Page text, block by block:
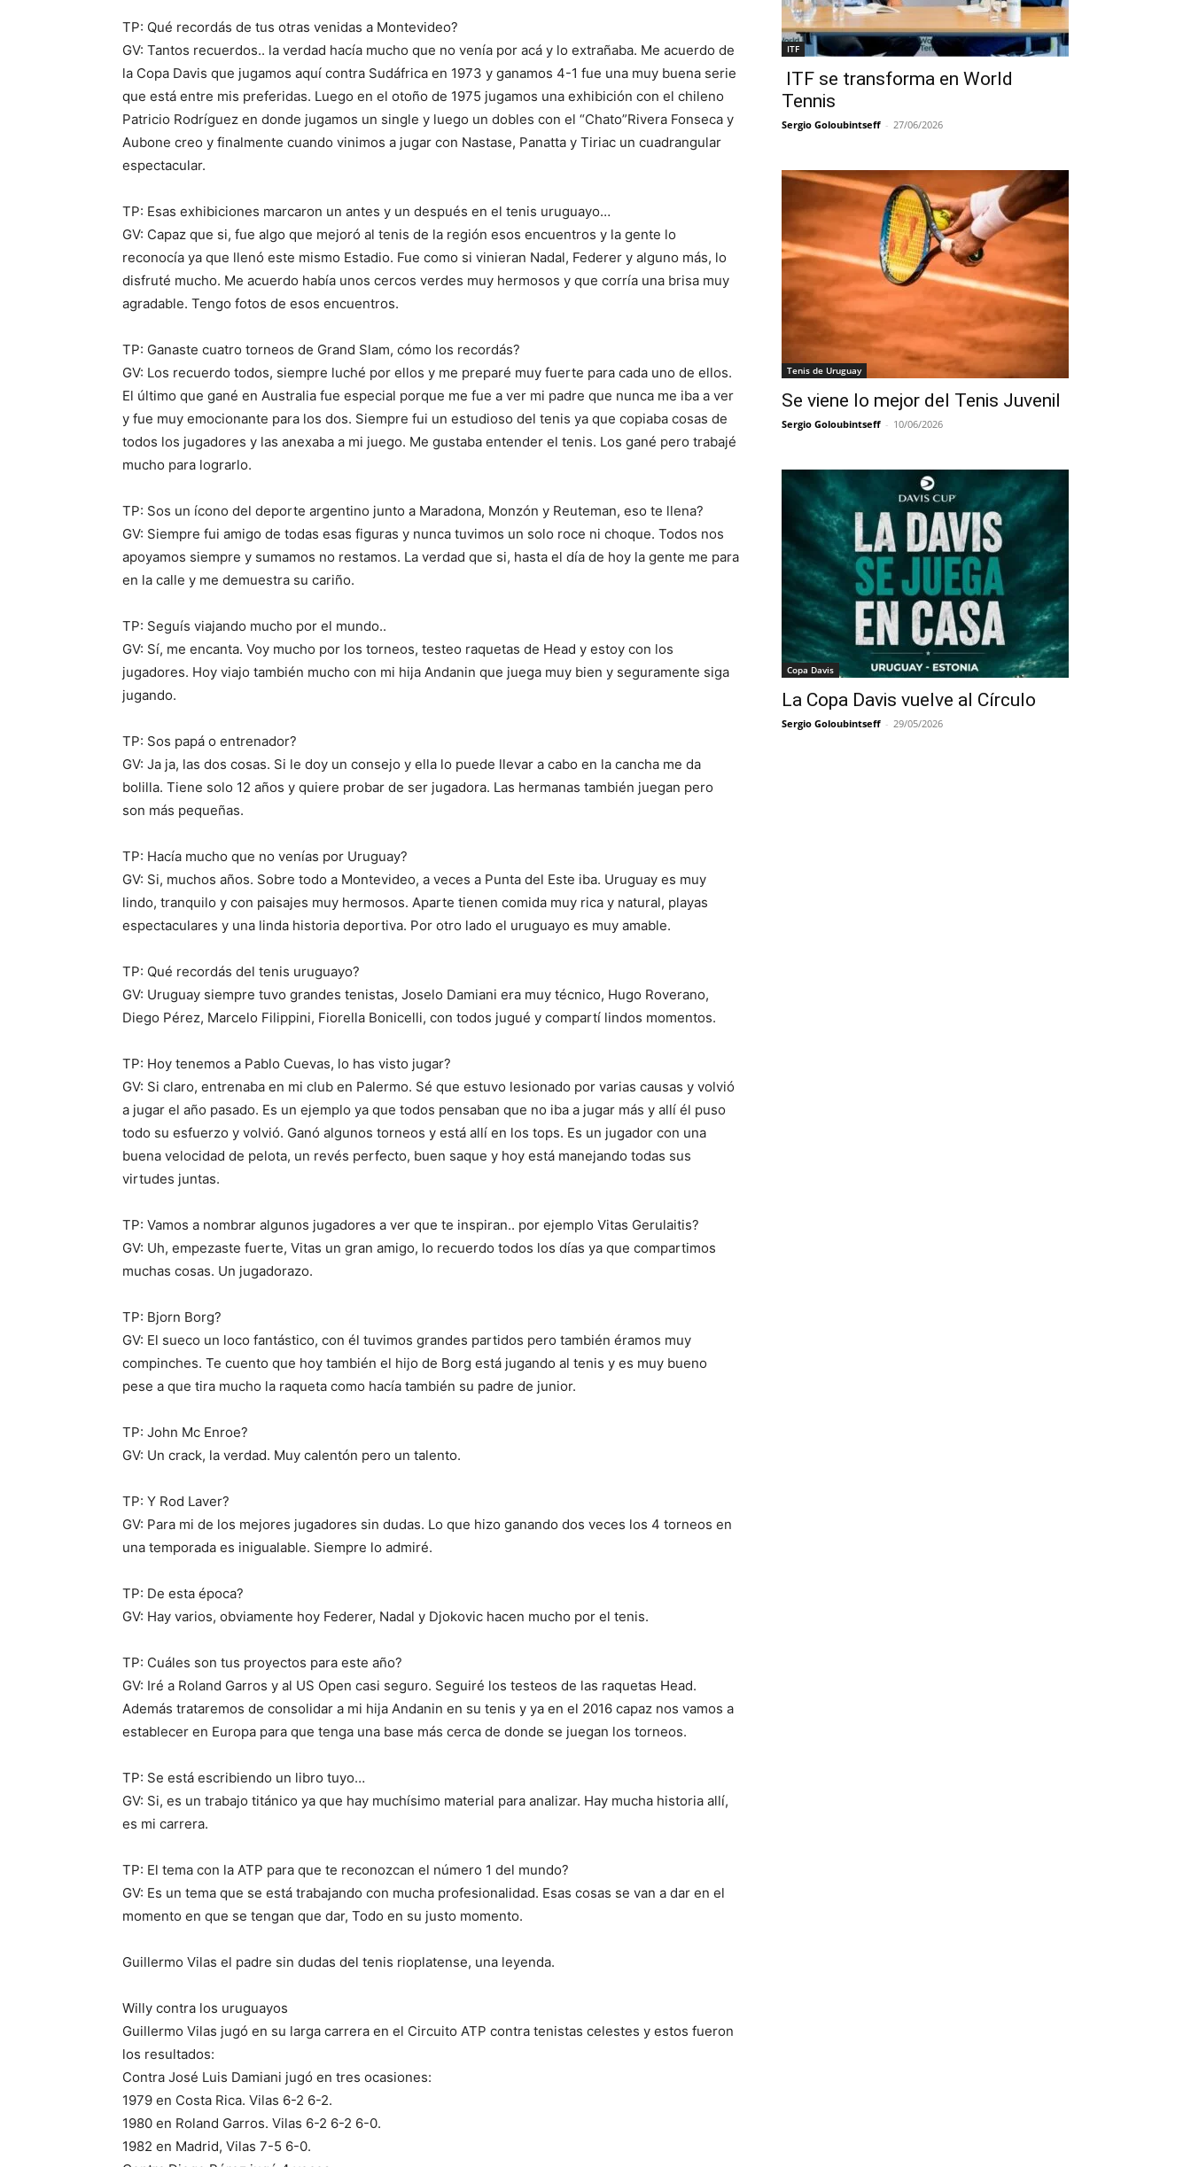
TP: Qué recordás de tus otras venidas a Montevideo?
GV: Tantos recuerdos.. la verdad hacía mucho que no venía por acá y lo extrañaba. Me acuerdo de
la Copa Davis que jugamos aquí contra Sudáfrica en 1973 y ganamos 4-1 fue una muy buena serie
que está entre mis preferidas. Luego en el otoño de 1975 jugamos una exhibición con el chileno
Patricio Rodríguez en donde jugamos un single y luego un dobles con el “Chato”Rivera Fonseca y
Aubone creo y finalmente cuando vinimos a jugar con Nastase, Panatta y Tiriac un cuadrangular
espectacular.
TP: Esas exhibiciones marcaron un antes y un después en el tenis uruguayo…
GV: Capaz que si, fue algo que mejoró al tenis de la región esos encuentros y la gente lo
reconocía ya que llenó este mismo Estadio. Fue como si vinieran Nadal, Federer y alguno más, lo
disfruté mucho. Me acuerdo había unos cercos verdes muy hermosos y que corría una brisa muy
agradable. Tengo fotos de esos encuentros.
TP: Ganaste cuatro torneos de Grand Slam, cómo los recordás?
GV: Los recuerdo todos, siempre luché por ellos y me preparé muy fuerte para cada uno de ellos.
El último que gané en Australia fue especial porque me fue a ver mi padre que nunca me iba a ver
y fue muy emocionante para los dos. Siempre fui un estudioso del tenis ya que copiaba cosas de
todos los jugadores y las anexaba a mi juego. Me gustaba entender el tenis. Los gané pero trabajé
mucho para lograrlo.
TP: Sos un ícono del deporte argentino junto a Maradona, Monzón y Reuteman, eso te llena?
GV: Siempre fui amigo de todas esas figuras y nunca tuvimos un solo roce ni choque. Todos nos
apoyamos siempre y sumamos no restamos. La verdad que si, hasta el día de hoy la gente me para
en la calle y me demuestra su cariño.
TP: Seguís viajando mucho por el mundo..
GV: Sí, me encanta. Voy mucho por los torneos, testeo raquetas de Head y estoy con los
jugadores. Hoy viajo también mucho con mi hija Andanin que juega muy bien y seguramente siga
jugando.
TP: Sos papá o entrenador?
GV: Ja ja, las dos cosas. Si le doy un consejo y ella lo puede llevar a cabo en la cancha me da
bolilla. Tiene solo 12 años y quiere probar de ser jugadora. Las hermanas también juegan pero
son más pequeñas.
TP: Hacía mucho que no venías por Uruguay?
GV: Si, muchos años. Sobre todo a Montevideo, a veces a Punta del Este iba. Uruguay es muy
lindo, tranquilo y con paisajes muy hermosos. Aparte tienen comida muy rica y natural, playas
espectaculares y una linda historia deportiva. Por otro lado el uruguayo es muy amable.
TP: Qué recordás del tenis uruguayo?
GV: Uruguay siempre tuvo grandes tenistas, Joselo Damiani era muy técnico, Hugo Roverano,
Diego Pérez, Marcelo Filippini, Fiorella Bonicelli, con todos jugué y compartí lindos momentos.
TP: Hoy tenemos a Pablo Cuevas, lo has visto jugar?
GV: Si claro, entrenaba en mi club en Palermo. Sé que estuvo lesionado por varias causas y volvió
a jugar el año pasado. Es un ejemplo ya que todos pensaban que no iba a jugar más y allí él puso
todo su esfuerzo y volvió. Ganó algunos torneos y está allí en los tops. Es un jugador con una
buena velocidad de pelota, un revés perfecto, buen saque y hoy está manejando todas sus
virtudes juntas.
TP: Vamos a nombrar algunos jugadores a ver que te inspiran.. por ejemplo Vitas Gerulaitis?
GV: Uh, empezaste fuerte, Vitas un gran amigo, lo recuerdo todos los días ya que compartimos
muchas cosas. Un jugadorazo.
TP: Bjorn Borg?
GV: El sueco un loco fantástico, con él tuvimos grandes partidos pero también éramos muy
compinches. Te cuento que hoy también el hijo de Borg está jugando al tenis y es muy bueno
pese a que tira mucho la raqueta como hacía también su padre de junior.
TP: John Mc Enroe?
GV: Un crack, la verdad. Muy calentón pero un talento.
TP: Y Rod Laver?
GV: Para mi de los mejores jugadores sin dudas. Lo que hizo ganando dos veces los 4 torneos en
una temporada es inigualable. Siempre lo admiré.
TP: De esta época?
GV: Hay varios, obviamente hoy Federer, Nadal y Djokovic hacen mucho por el tenis.
TP: Cuáles son tus proyectos para este año?
GV: Iré a Roland Garros y al US Open casi seguro. Seguiré los testeos de las raquetas Head.
Además trataremos de consolidar a mi hija Andanin en su tenis y ya en el 2016 capaz nos vamos a
establecer en Europa para que tenga una base más cerca de donde se juegan los torneos.
TP: Se está escribiendo un libro tuyo…
GV: Si, es un trabajo titánico ya que hay muchísimo material para analizar. Hay mucha historia allí,
es mi carrera.
TP: El tema con la ATP para que te reconozcan el número 1 del mundo?
GV: Es un tema que se está trabajando con mucha profesionalidad. Esas cosas se van a dar en el
momento en que se tengan que dar, Todo en su justo momento.
Guillermo Vilas el padre sin dudas del tenis rioplatense, una leyenda.
Willy contra los uruguayos
Guillermo Vilas jugó en su larga carrera en el Circuito ATP contra tenistas celestes y estos fueron
los resultados:
Contra José Luis Damiani jugó en tres ocasiones:
1979 en Costa Rica. Vilas 6-2 6-2.
1980 en Roland Garros. Vilas 6-2 6-2 6-0.
1982 en Madrid, Vilas 7-5 6-0.
ITF
ITF se transforma en World
Tennis
Sergio Goloubintseff - 27/06/2026
Tenis de Uruguay
Se viene lo mejor del Tenis Juvenil
Sergio Goloubintseff - 10/06/2026
Copa Davis
La Copa Davis vuelve al Círculo
Sergio Goloubintseff - 29/05/2026